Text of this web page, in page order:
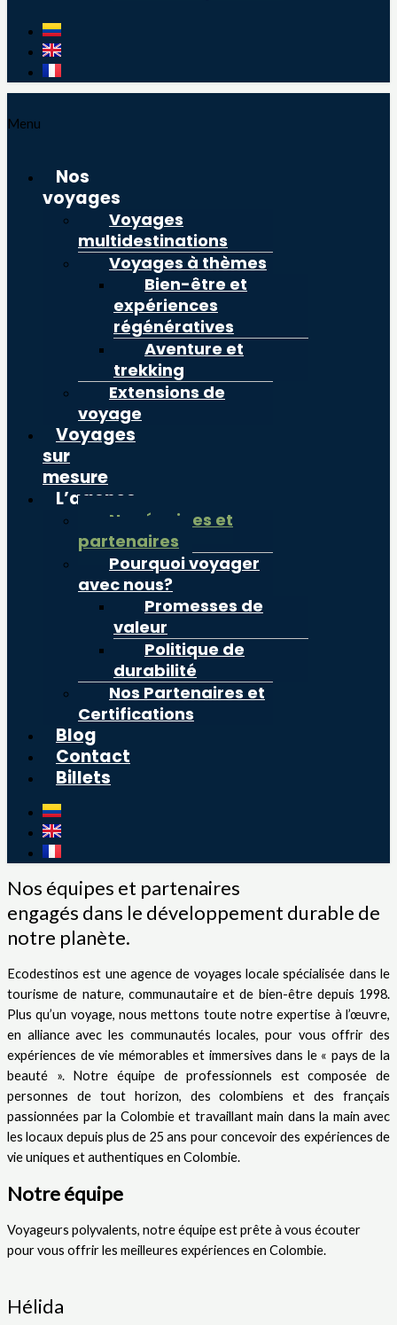
Menu
Nos
voyages
Voyages
multidestinations
Voyages à thèmes
Bien-être et
expériences
régénératives
Aventure et
trekking
Extensions de
voyage
Voyages
sur
mesure
L’agence
Nos équipes et
partenaires
Pourquoi voyager
avec nous?
Promesses de
valeur
Politique de
durabilité
Nos Partenaires et
Certifications
Blog
Contact
Billets
Nos équipes et partenaires
engagés dans le développement durable de
notre planète.
Ecodestinos est une agence de voyages locale spécialisée dans le
tourisme de nature, communautaire et de bien-être depuis 1998.
Plus qu’un voyage, nous mettons toute notre expertise à l’œuvre,
en alliance avec les communautés locales, pour vous offrir des
expériences de vie mémorables et immersives dans le « pays de la
beauté ». Notre équipe de professionnels est composée de
personnes de tout horizon, des colombiens et des français
passionnées par la Colombie et travaillant main dans la main avec
les locaux depuis plus de 25 ans pour concevoir des expériences de
vie uniques et authentiques en Colombie.
Notre équipe
Voyageurs polyvalents, notre équipe est prête à vous écouter
pour vous offrir les meilleures expériences en Colombie.
Hélida